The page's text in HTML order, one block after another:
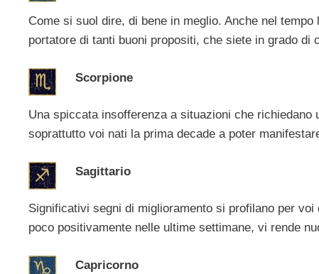
Come si suol dire, di bene in meglio. Anche nel
portatore di tanti buoni propositi, che siete in grado
Scorpione
Una spiccata insofferenza a situazioni che
soprattutto voi nati la prima decade a poter
Sagittario
Significativi segni di miglioramento si profilano per
poco positivamente nelle ultime settimane, vi rende
Capricorno